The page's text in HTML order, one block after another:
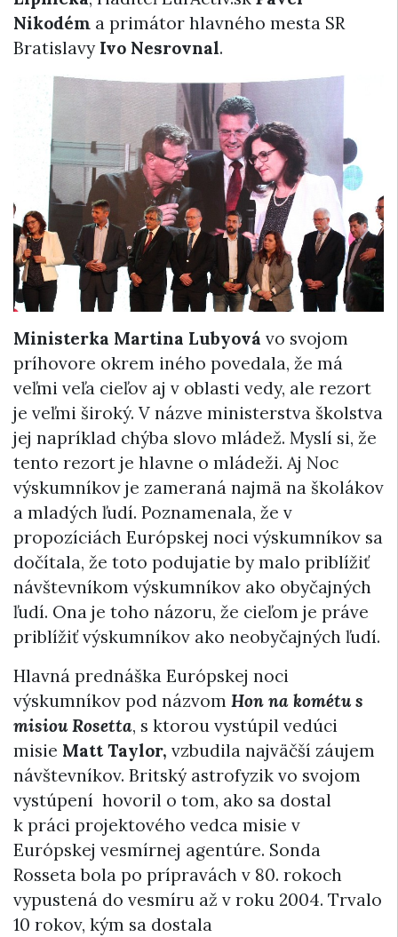
Nikodém a primátor hlavného mesta SR
Bratislavy Ivo Nesrovnal.
Ministerka Martina Lubyová vo svojom
príhovore okrem iného povedala, že má
veľmi veľa cieľov aj v oblasti vedy, ale rezort
je veľmi široký. V názve ministerstva školstva
jej napríklad chýba slovo mládež. Myslí si, že
tento rezort je hlavne o mládeži. Aj Noc
výskumníkov je zameraná najmä na školákov
a mladých ľudí. Poznamenala, že v
propozíciách Európskej noci výskumníkov sa
dočítala, že toto podujatie by malo priblížiť
návštevníkom výskumníkov ako obyčajných
ľudí. Ona je toho názoru, že cieľom je práve
priblížiť výskumníkov ako neobyčajných ľudí.
Hlavná prednáška Európskej noci
výskumníkov pod názvom Hon na kométu s
misiou Rosetta, s ktorou vystúpil vedúci
misie Matt Taylor, vzbudila najväčší záujem
návštevníkov. Britský astrofyzik vo svojom
vystúpení hovoril o tom, ako sa dostal
k práci projektového vedca misie v
Európskej vesmírnej agentúre. Sonda
Rosseta bola po prípravách v 80. rokoch
vypustená do vesmíru až v roku 2004. Trvalo
10 rokov, kým sa dostala